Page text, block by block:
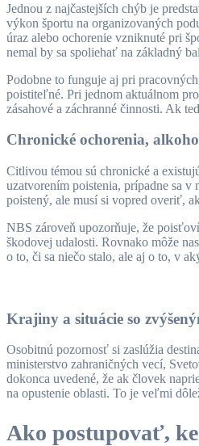
Jednou z najčastejších chýb je
výkon športu na organizovaných
úraz alebo ochorenie vzniknuté pri
nemal by sa spoliehať na základný
Podobne to funguje aj pri
poistiteľné. Pri jednom aktuálnom
zásahové a záchranné činnosti. Ak
Chronické ochorenia,
Citlivou témou sú chronické a
uzatvorením poistenia, prípadne sa
poistený, ale musí si vopred overiť,
NBS zároveň upozorňuje, že
škodovej udalosti. Rovnako môže
o to, či sa niečo stalo, ale aj o to, v
Krajiny a situácie so
Osobitnú pozornosť si zaslúžia
ministerstvo zahraničných vecí,
dokonca uvedené, že ak človek
na opustenie oblasti. To je veľmi
Ako postupovať,